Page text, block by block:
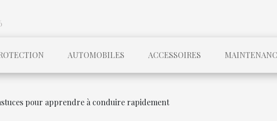
AUTOMOBILES ACCESSOIRES
pour apprendre à conduire rapidement